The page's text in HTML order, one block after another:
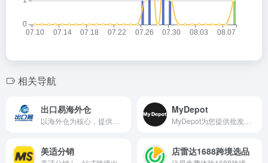
相关导航
出口易海外仓 MyDepot
美适分销 店雷达1688跨境选品